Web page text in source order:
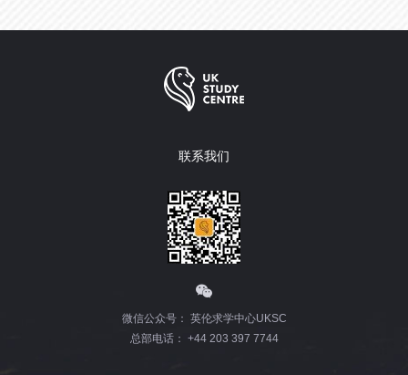
联系我们
微信公众号： 英伦求学中心UKSC
总部电话： +44 203 397 7744